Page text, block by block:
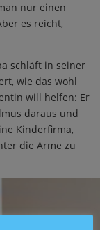
nur einen
es reicht,
schläft in seiner
wie das wohl
will helfen: Er
daraus und
Kinderfirma,
die Arme zu